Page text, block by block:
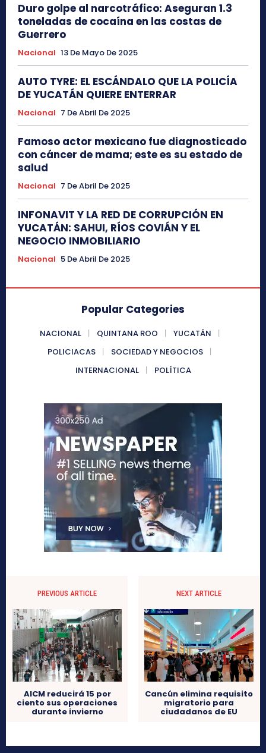
Duro golpe al narcotráfico: Aseguran 1.3
toneladas de cocaína en las costas de
Guerrero
Nacional 13 De Mayo De 2025
AUTO TYRE: EL ESCÁNDALO QUE LA POLICÍA
DE YUCATÁN QUIERE ENTERRAR
Nacional 7 De Abril De 2025
Famoso actor mexicano fue diagnosticado
con cáncer de mama; este es su estado de
salud
Nacional 7 De Abril De 2025
INFONAVIT Y LA RED DE CORRUPCIÓN EN
YUCATÁN: SAHUI, RÍOS COVIÁN Y EL
NEGOCIO INMOBILIARIO
Nacional 5 De Abril De 2025
Popular Categories
NACIONAL QUINTANA ROO
YUCATÁN
POLICIACAS
SOCIEDAD Y NEGOCIOS
INTERNACIONAL
POLÍTICA
PREVIOUS ARTICLE
AICM reducirá 15 por
ciento sus operaciones
durante invierno
NEXT ARTICLE
Cancún elimina requisito
migratorio para
ciudadanos de EU